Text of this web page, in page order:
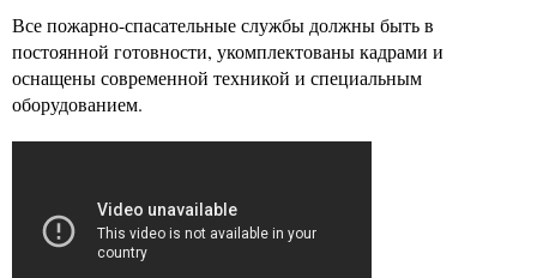
Все пожарно-спасательные службы должны быть в
постоянной готовности, укомплектованы кадрами и
оснащены современной техникой и специальным
оборудованием.